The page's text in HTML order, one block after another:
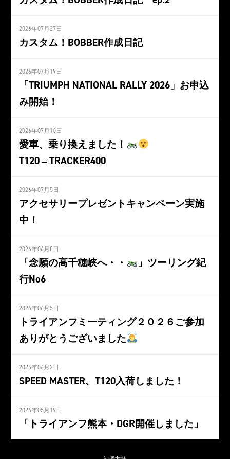
2026年07月27日
カスタム！BOBBER作成日記
2026年07月19日
「TRIUMPH NATIONAL RALLY 2026」お申込
み開始！
2026年07月10日
愛車、乗り換えました！
T120→TRACKER400
2026年07月5日
アクセサリープレゼントキャンペーン実施
中！
2026年06月8日
「念願の高千穂峡へ・・
」ツーリング紀
行No6
2026年06月5日
トライアンフミーティング２０２６ご参加
ありがとうございました
2026年06月2日
SPEED MASTER、T120入荷しました！
2026年05月19日
「トライアンフ熊本・DGR開催しました」